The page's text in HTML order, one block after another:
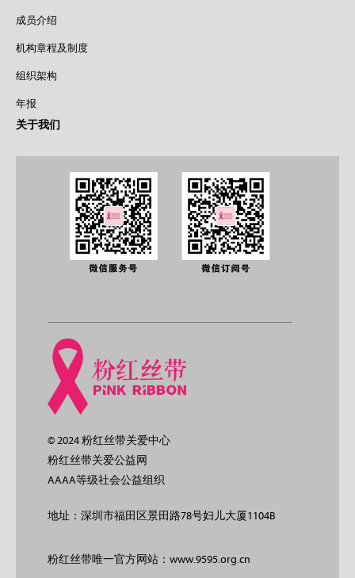
成员介绍
机构章程及制度
组织架构
年报
关于我们
© 2024 粉红丝带关爱中心
粉红丝带关爱公益网
AAAA等级社会公益组织
地址：深圳市福田区景田路78号妇儿大厦1104B
粉红丝带唯一官方网站：www.9595.org.cn